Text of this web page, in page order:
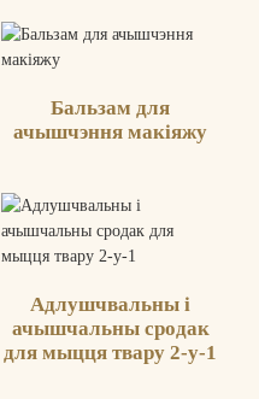
Бальзам для
ачышчэння макіяжу
Адлушчвальны і
ачышчальны сродак
для мыцця твару 2-у-1